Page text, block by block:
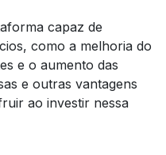
capaz de
como a melhoria do
e o aumento das
e outras vantagens
ao investir nessa